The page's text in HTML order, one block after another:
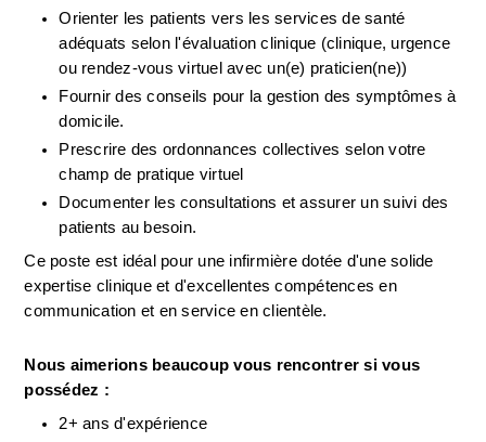
Orienter les patients vers les services de santé
adéquats selon l'évaluation clinique (clinique, urgence
ou rendez-vous virtuel avec un(e) praticien(ne))
Fournir des conseils pour la gestion des symptômes à
domicile.
Prescrire des ordonnances collectives selon votre
champ de pratique virtuel
Documenter les consultations et assurer un suivi des
patients au besoin.
Ce poste est idéal pour une infirmière dotée d'une solide
expertise clinique et d'excellentes compétences en
communication et en service en clientèle.
Nous aimerions beaucoup vous rencontrer si vous
possédez :
2+ ans d'expérience